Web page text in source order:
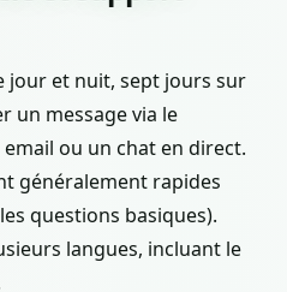
jour et nuit, sept jours sur
un message via le
ou un chat en direct.
généralement rapides
questions basiques).
langues, incluant le